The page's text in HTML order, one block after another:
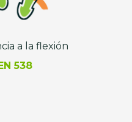
a la flexión
538